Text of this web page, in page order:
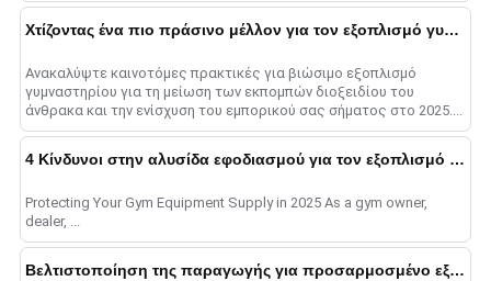
Χτίζοντας ένα πιο πράσινο μέλλον για τον εξοπλισμό γυμναστηρίου το 2025
Ανακαλύψτε καινοτόμες πρακτικές για βιώσιμο εξοπλισμό
γυμναστηρίου για τη μείωση των εκπομπών διοξειδίου του
άνθρακα και την ενίσχυση του εμπορικού σας σήματος στο 2025....
4 Κίνδυνοι στην αλυσίδα εφοδιασμού για τον εξοπλισμό γυμναστικής το 2025
Protecting Your Gym Equipment Supply in 2025 As a gym owner,
dealer, ...
Βελτιστοποίηση της παραγωγής για προσαρμοσμένο εξοπλισμό γυμναστικής